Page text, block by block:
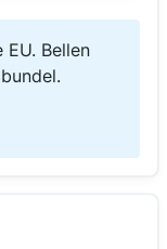
Bellen